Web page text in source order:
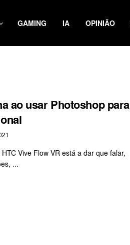
GAMING IA OPINIÃO
ao usar Photoshop para
Vive Flow VR está a dar que falar,
...